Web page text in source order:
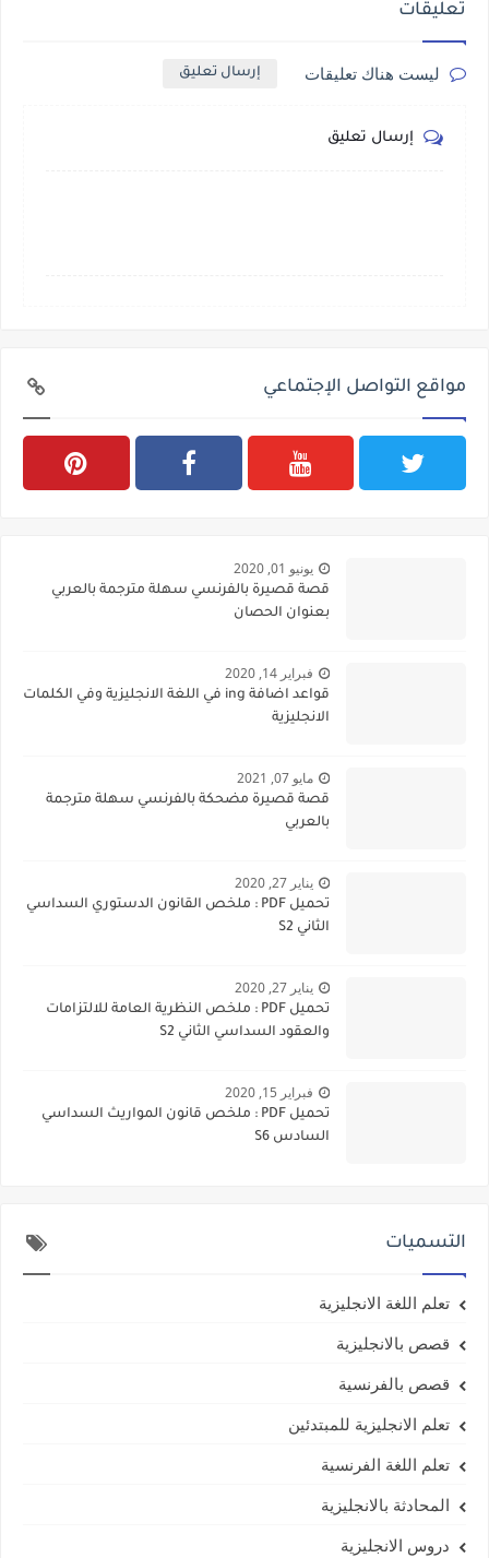
تعليقات
ليست هناك تعليقات إرسال تعليق
إرسال تعليق
مواقع التواصل الإجتماعي
يونيو 01, 2020
قصة قصيرة بالفرنسي سهلة مترجمة بالعربي
بعنوان الحصان
فبراير 14, 2020
قواعد اضافة ing في اللغة الانجليزية وفي الكلمات
الانجليزية
مايو 07, 2021
قصة قصيرة مضحكة بالفرنسي سهلة مترجمة
بالعربي
يناير 27, 2020
تحميل PDF : ملخص القانون الدستوري السداسي
الثاني S2
يناير 27, 2020
تحميل PDF : ملخص النظرية العامة للالتزامات
والعقود السداسي الثاني S2
فبراير 15, 2020
تحميل PDF : ملخص قانون المواريث السداسي
السادس S6
التسميات
تعلم اللغة الانجليزية
قصص بالانجليزية
قصص بالفرنسية
تعلم الانجليزية للمبتدئين
تعلم اللغة الفرنسية
المحادثة بالانجليزية
دروس الانجليزية